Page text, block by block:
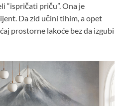
“ispričati priču”. Ona je
Da zid učini tihim, a opet
prostorne lakoće bez da izgubi